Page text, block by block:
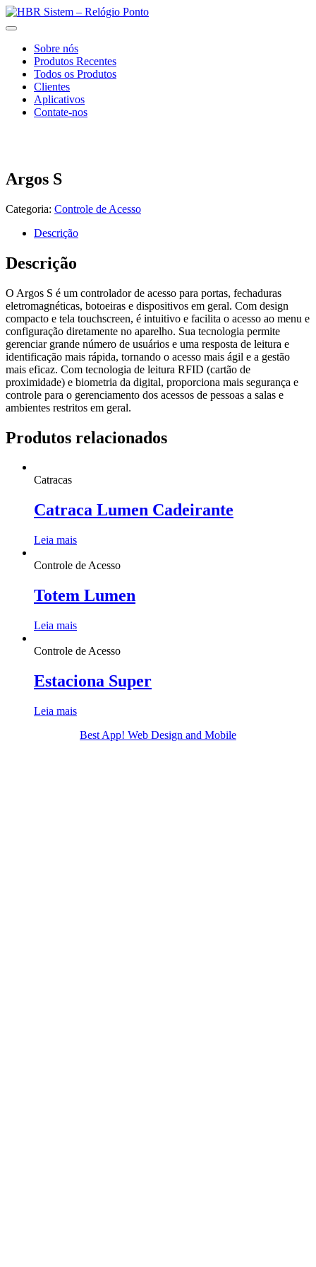
Sobre nós
Produtos Recentes
Todos os Produtos
Clientes
Aplicativos
Contate-nos
Argos S
Categoria: Controle de Acesso
Descrição
Descrição
O Argos S é um controlador de acesso para portas, fechaduras
eletromagnéticas, botoeiras e dispositivos em geral. Com design
compacto e tela touchscreen, é intuitivo e facilita o acesso ao menu e
configuração diretamente no aparelho. Sua tecnologia permite
gerenciar grande número de usuários e uma resposta de leitura e
identificação mais rápida, tornando o acesso mais ágil e a gestão
mais eficaz. Com tecnologia de leitura RFID (cartão de
proximidade) e biometria da digital, proporciona mais segurança e
controle para o gerenciamento dos acessos de pessoas a salas e
ambientes restritos em geral.
Produtos relacionados
Catracas
Catraca Lumen Cadeirante
Leia mais
Controle de Acesso
Totem Lumen
Leia mais
Controle de Acesso
Estaciona Super
Leia mais
Best App! Web Design and Mobile